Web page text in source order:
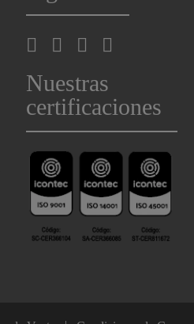
Nuestras
certificaciones